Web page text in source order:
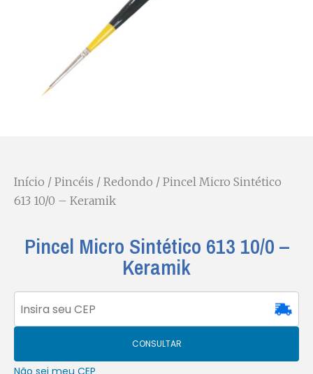
Início / Pincéis / Redondo / Pincel Micro Sintético
613 10/0 – Keramik
Pincel Micro Sintético 613 10/0 –
Keramik
CONSULTAR